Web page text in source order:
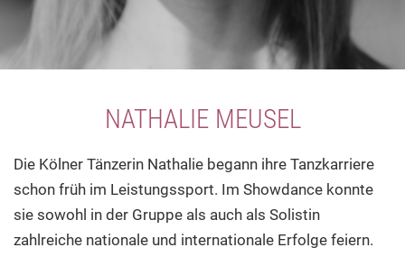
NATHALIE MEUSEL
Die Kölner Tänzerin Nathalie begann ihre Tanzkarriere
schon früh im Leistungssport. Im Showdance konnte
sie sowohl in der Gruppe als auch als Solistin
zahlreiche nationale und internationale Erfolge feiern.